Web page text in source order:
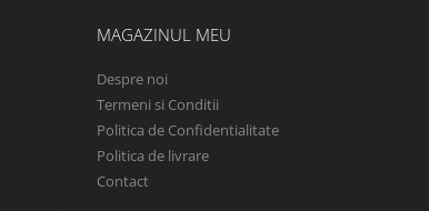
MAGAZINUL MEU
Despre noi
Termeni si Conditii
Politica de Confidentialitate
Politica de livrare
Contact